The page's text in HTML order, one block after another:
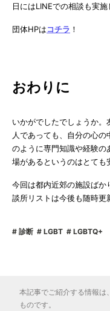
日にはLINEでの相談も実施
団体HPはコチラ ！
おわりに
いかがでしたでしょうか
人であっても、自分の心
のように専門知識や経験の
場があるというのはとても
今回は都内近郊の施設ばか
談所リストは今後も随時更
診断 LGBT LGBTQ+
本記事でご紹介する情報は
ものです。